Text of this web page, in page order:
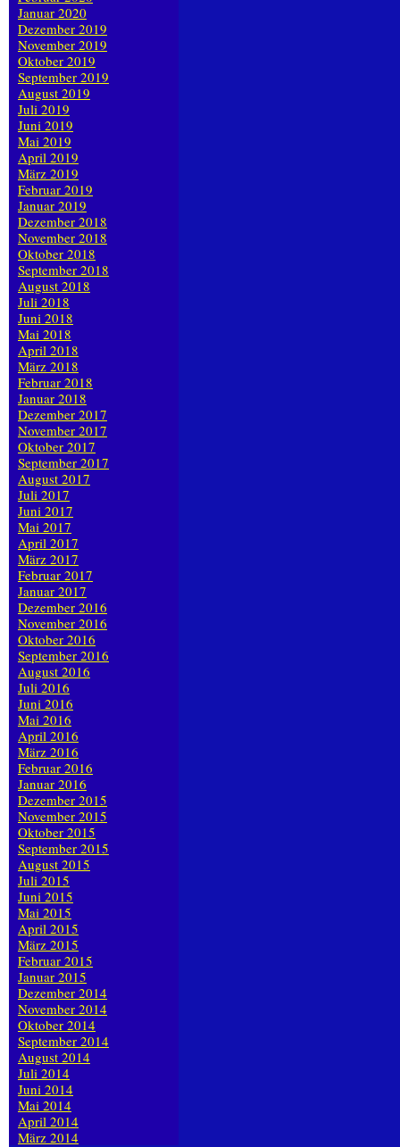
Januar 2020
Dezember 2019
November 2019
Oktober 2019
September 2019
August 2019
Juli 2019
Juni 2019
Mai 2019
April 2019
März 2019
Februar 2019
Januar 2019
Dezember 2018
November 2018
Oktober 2018
September 2018
August 2018
Juli 2018
Juni 2018
Mai 2018
April 2018
März 2018
Februar 2018
Januar 2018
Dezember 2017
November 2017
Oktober 2017
September 2017
August 2017
Juli 2017
Juni 2017
Mai 2017
April 2017
März 2017
Februar 2017
Januar 2017
Dezember 2016
November 2016
Oktober 2016
September 2016
August 2016
Juli 2016
Juni 2016
Mai 2016
April 2016
März 2016
Februar 2016
Januar 2016
Dezember 2015
November 2015
Oktober 2015
September 2015
August 2015
Juli 2015
Juni 2015
Mai 2015
April 2015
März 2015
Februar 2015
Januar 2015
Dezember 2014
November 2014
Oktober 2014
September 2014
August 2014
Juli 2014
Juni 2014
Mai 2014
April 2014
März 2014